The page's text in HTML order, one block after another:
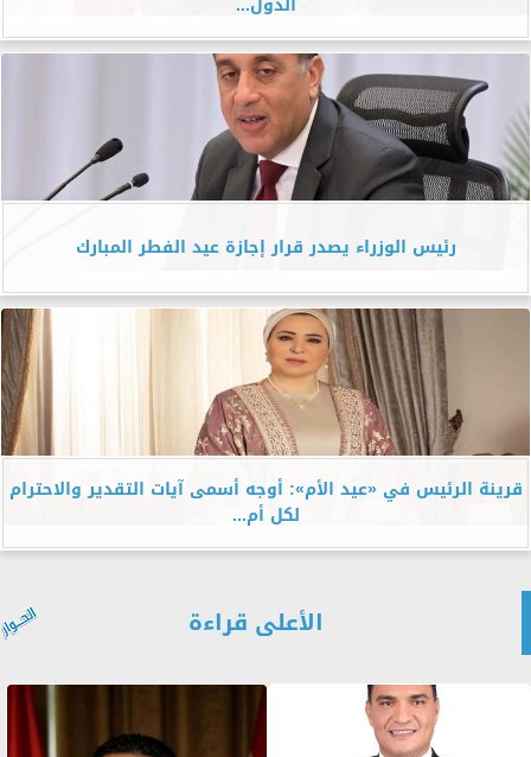
رئيس الوزراء يصدر قرار إجازة عيد الفطر المبارك
قرينة الرئيس في «عيد الأم»: أوجه أسمى آيات التقدير والاحترام
لكل أم...
الأعلى قراءة